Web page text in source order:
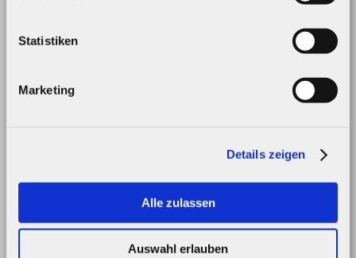
Statistiken
Marketing
Details zeigen
Alle zulassen
Auswahl erlauben